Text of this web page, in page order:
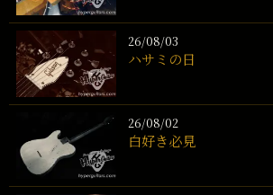
26/08/03
ハサミの日
26/08/02
白好き必見